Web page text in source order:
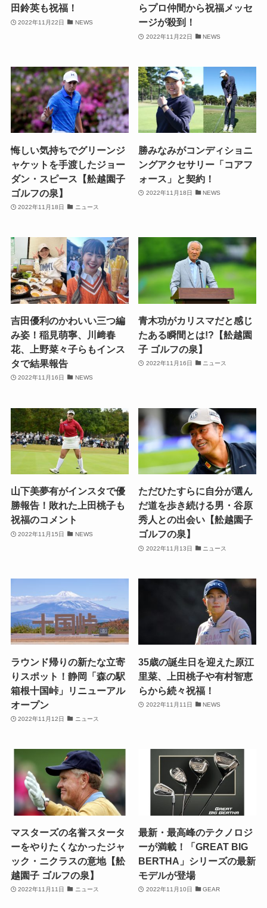
田鈴英も祝福！
2022年11月22日 NEWS
らプロ仲間から祝福メッセ
ージが殺到！
2022年11月22日 NEWS
悔しい気持ちでグリーンジ
ャケットを手渡したジョー
ダン・スピース【舩越園子
ゴルフの泉】
2022年11月18日 ニュース
勝みなみがコンディショニ
ングアクセサリー「コアフ
ォース」と契約！
2022年11月18日 NEWS
吉田優利のかわいい三つ編
み姿！稲見萌寧、川﨑春
花、上野菜々子らもインス
タで結果報告
2022年11月16日 NEWS
青木功がカリスマだと感じ
たある瞬間とは!?【舩越園
子 ゴルフの泉】
2022年11月16日 ニュース
山下美夢有がインスタで優
勝報告！敗れた上田桃子も
祝福のコメント
2022年11月15日 NEWS
ただひたすらに自分が選ん
だ道を歩き続ける男・谷原
秀人との出会い【舩越園子
ゴルフの泉】
2022年11月13日 ニュース
ラウンド帰りの新たな立寄
りスポット！静岡「森の駅
箱根十国峠」リニューアル
オープン
2022年11月12日 ニュース
35歳の誕生日を迎えた原江
里菜、上田桃子や有村智恵
らから続々祝福！
2022年11月11日 NEWS
マスターズの名誉スタータ
ーをやりたくなかったジャ
ック・ニクラスの意地【舩
越園子 ゴルフの泉】
2022年11月11日 ニュース
最新・最高峰のテクノロジ
ーが満載！「GREAT BIG
BERTHA」シリーズの最新
モデルが登場
2022年11月10日 GEAR